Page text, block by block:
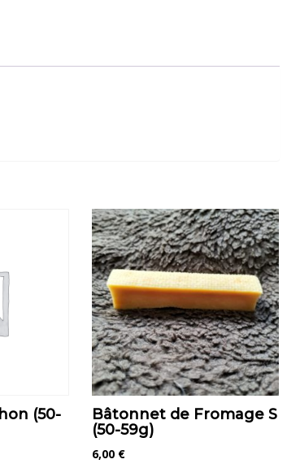
(50-
Bâtonnet de Fromage S
(50-59g)
6,00 €